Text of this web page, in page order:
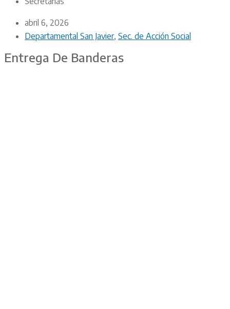
abril 6, 2026
Departamental San Javier, Sec. de Acción Social
Entrega De Banderas